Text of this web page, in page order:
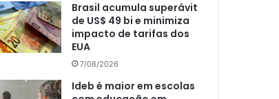
Brasil acumula superávit
de US$ 49 bi e minimiza
impacto de tarifas dos
EUA
7/08/2026
Ideb é maior em escolas